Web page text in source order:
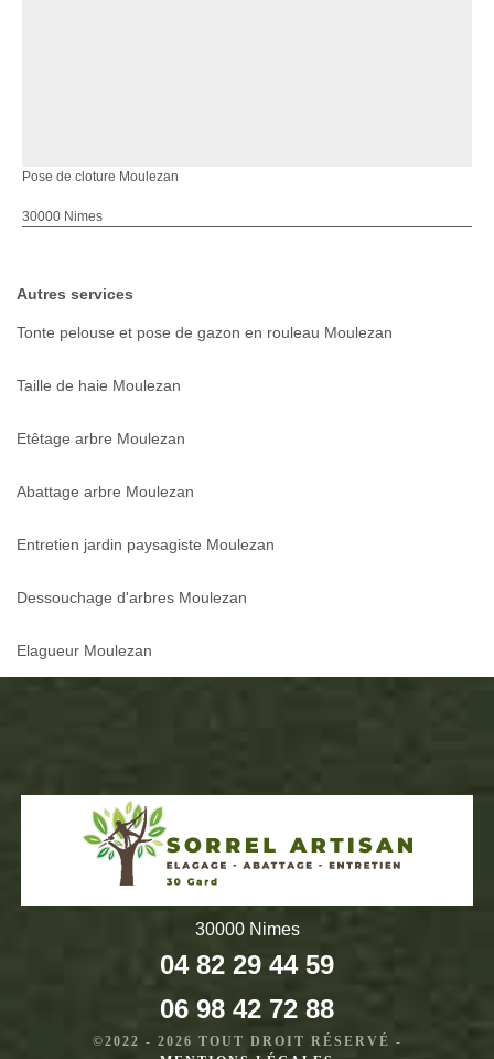
Pose de cloture Moulezan
30000 Nimes
Autres services
Tonte pelouse et pose de gazon en rouleau Moulezan
Taille de haie Moulezan
Etêtage arbre Moulezan
Abattage arbre Moulezan
Entretien jardin paysagiste Moulezan
Dessouchage d'arbres Moulezan
Elagueur Moulezan
30000 Nimes
04 82 29 44 59
06 98 42 72 88
©2022 - 2026 TOUT DROIT RÉSERVÉ -